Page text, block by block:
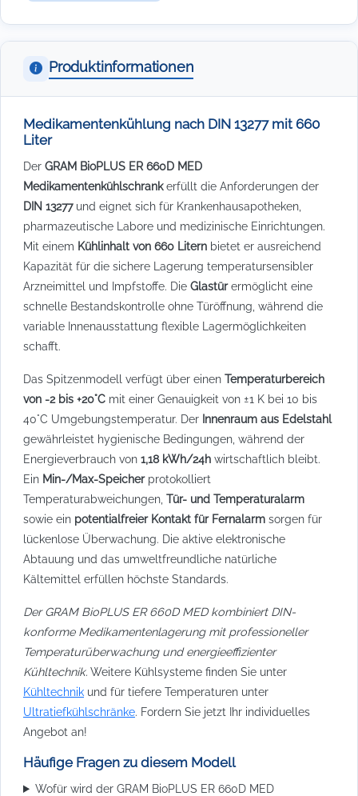
Produktinformationen
Medikamentenkühlung nach DIN 13277 mit 660
Liter
Der GRAM BioPLUS ER 660D MED
Medikamentenkühlschrankerfüllt die Anforderungen der
DIN 13277und eignet sich für Krankenhausapotheken,
pharmazeutische Labore und medizinische Einrichtungen.
Mit einem Kühlinhalt von 660 Litern bietet er ausreichend
Kapazität für die sichere Lagerung temperatursensibler
Arzneimittel und Impfstoffe. Die Glastürermöglicht eine
schnelle Bestandskontrolle ohne Türöffnung, während die
variable Innenausstattung flexible Lagermöglichkeiten
schafft.
Das Spitzenmodell verfügt über einen Temperaturbereich
von -2 bis +20°C mit einer Genauigkeit von ±1 K bei 10 bis
40°C Umgebungstemperatur. Der Innenraum aus Edelstahl
gewährleistet hygienische Bedingungen, während der
Energieverbrauch von 1,18 kWh/24h wirtschaftlich bleibt.
Ein Min-/Max-Speicherprotokolliert
Temperaturabweichungen, Tür- und Temperaturalarm
sowie ein potentialfreier Kontakt für Fernalarm sorgen für
lückenlose Überwachung. Die aktive elektronische
Abtauung und das umweltfreundliche natürliche
Kältemittel erfüllen höchste Standards.
Der GRAM BioPLUS ER 660D MED kombiniert DIN-
konforme Medikamentenlagerung mit professioneller
Temperaturüberwachung und energieeffizienter
Kühltechnik. Weitere Kühlsysteme finden Sie unter
Kühltechnik und für tiefere Temperaturen unter
Ultratiefkühlschränke. Fordern Sie jetzt Ihr individuelles
Angebot an!
Häufige Fragen zu diesem Modell
Wofür wird der GRAM BioPLUS ER 660D MED